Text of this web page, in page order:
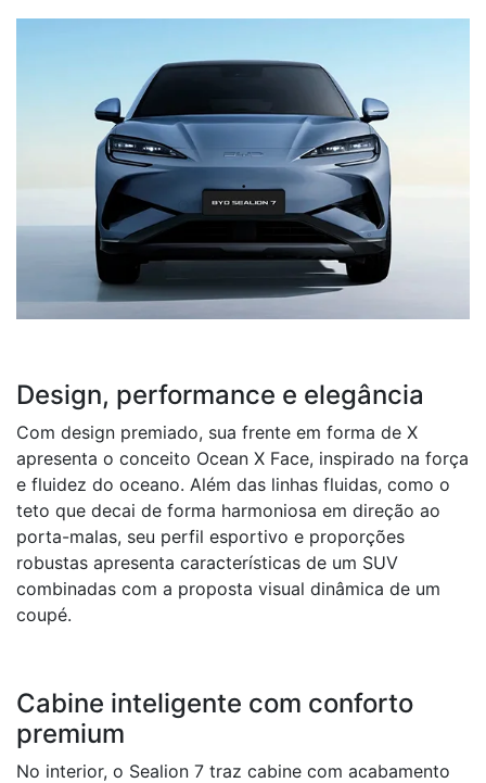
Design, performance e elegância
Com design premiado, sua frente em forma de X
apresenta o conceito Ocean X Face, inspirado na força
e fluidez do oceano. Além das linhas fluidas, como o
teto que decai de forma harmoniosa em direção ao
porta-malas, seu perfil esportivo e proporções
robustas apresenta características de um SUV
combinadas com a proposta visual dinâmica de um
coupé.
Cabine inteligente com conforto
premium
No interior, o Sealion 7 traz cabine com acabamento